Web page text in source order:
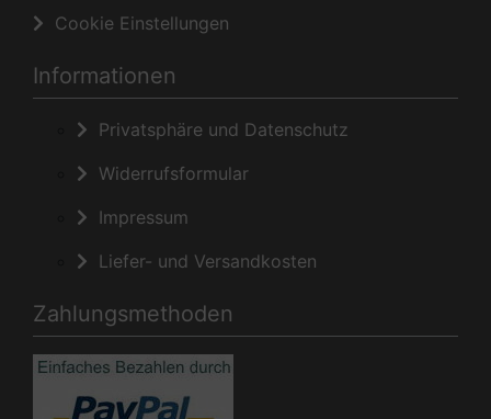
Cookie Einstellungen
Informationen
Privatsphäre und Datenschutz
Widerrufsformular
Impressum
Liefer- und Versandkosten
Zahlungsmethoden